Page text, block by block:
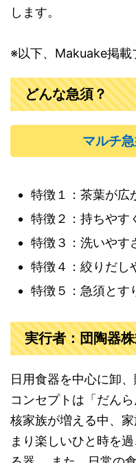
します。
※以下、Makuake掲載
どんな急須？
マルチ
特徴１：茶葉が広
特徴２：持ちやす
特徴３：洗いやす
特徴４：絞りだ
特徴５：急須とす
実行者：団陶器
日用食器を中心に卸、
コンセプトは「だんら
核家族が増える中、
まり楽しいひと時を